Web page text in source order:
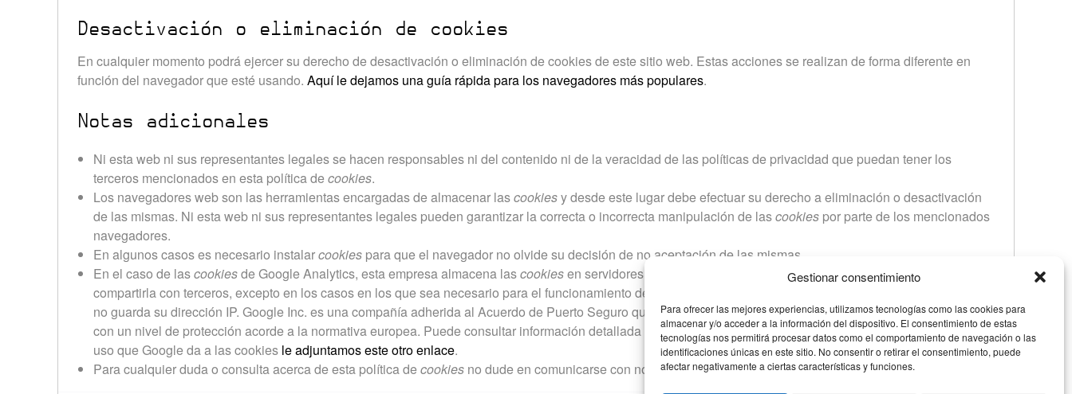
Gestionar consentimiento
Para ofrecer las mejores experiencias, utilizamos tecnologías como las cookies para
almacenar y/o acceder a la información del dispositivo. El consentimiento de estas
tecnologías nos permitirá procesar datos como el comportamiento de navegación o las
identificaciones únicas en este sitio. No consentir o retirar el consentimiento, puede
afectar negativamente a ciertas características y funciones.
Desactivación o eliminación de cookies
En cualquier momento podrá ejercer su derecho de desactivación o eliminación de cookies de este sitio web. Estas acciones se realizan de forma diferente en
función del navegador que esté usando. Aquí le dejamos una guía rápida para los navegadores más populares.
Notas adicionales
Ni esta web ni sus representantes legales se hacen responsables ni del contenido ni de la veracidad de las políticas de privacidad que puedan tener los
terceros mencionados en esta política de cookies.
Los navegadores web son las herramientas encargadas de almacenar lascookiesy desde este lugar debe efectuar su derecho a eliminación o desactivación
de las mismas. Ni esta web ni sus representantes legales pueden garantizar la correcta o incorrecta manipulación de lascookies por parte de los mencionados
navegadores.
En algunos casos es necesario instalarcookies para que el navegador no olvide su decisión de no aceptación de las mismas.
En el caso de lascookiesde Google Analytics, esta empresa almacena lascookiesen servidores ubicados en Estados Unidos y se compromete a no
compartirla con terceros, excepto en los casos en los que sea necesario para el funcionamiento del sistema o cuando la ley obligue a tal efecto. Según Google
no guarda su dirección IP. Google Inc. es una compañía adherida al Acuerdo de Puerto Seguro que garantiza que todos los datos transferidos serán tratados
con un nivel de protección acorde a la normativa europea. Puede consultar información detallada a este respectoen este enlace. Si desea información sobre el
uso que Google da a las cookies le adjuntamos este otro enlace.
Para cualquier duda o consulta acerca de esta política de cookies no dude en comunicarse con nosotros a través de la sección de contacto.